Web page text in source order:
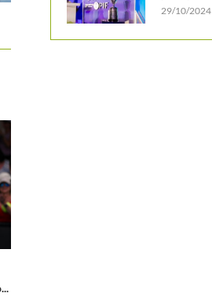
29/10/2024